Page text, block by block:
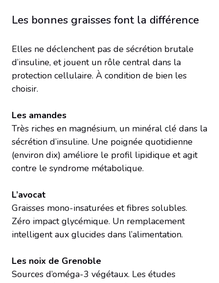
Les bonnes graisses font la différence
Elles ne déclenchent pas de sécrétion brutale
d’insuline, et jouent un rôle central dans la
protection cellulaire. À condition de bien les
choisir.
Les amandes
Très riches en magnésium, un minéral clé dans la
sécrétion d’insuline. Une poignée quotidienne
(environ dix) améliore le profil lipidique et agit
contre le syndrome métabolique.
L’avocat
Graisses mono-insaturées et fibres solubles.
Zéro impact glycémique. Un remplacement
intelligent aux glucides dans l’alimentation.
Les noix de Grenoble
Sources d’oméga-3 végétaux. Les études